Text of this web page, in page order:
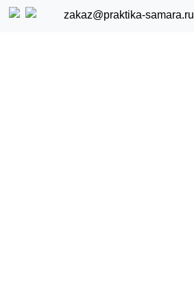
zakaz@praktika-samara.ru